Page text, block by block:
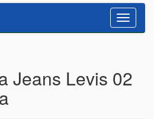
Toggle
Jeans Levis 02